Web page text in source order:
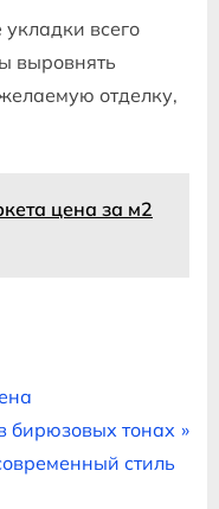
всего
выровнять
отделку,
цена за м2
бирюзовых тонах
стиль